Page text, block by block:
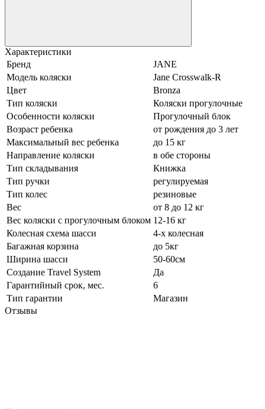
Характеристики
Бренд
JANE
Модель коляски
Jane Crosswalk-R
Цвет
Bronza
Тип коляски
Коляски прогулочные
Особенности коляски
Прогулочный блок
Возраст ребенка
от рождения до 3 лет
Максимальный вес ребенка
до 15 кг
Направление коляски
в обе стороны
Тип складывания
Книжка
Тип ручки
регулируемая
Тип колес
резиновые
Вес
от 8 до 12 кг
Вес коляски с прогулочным блоком 12-16 кг
Колесная схема шасси
4-х колесная
Багажная корзина
до 5кг
Ширина шасси
50-60см
Создание Travel System
Да
Гарантийный срок, мес.
6
Тип гарантии
Магазин
Отзывы